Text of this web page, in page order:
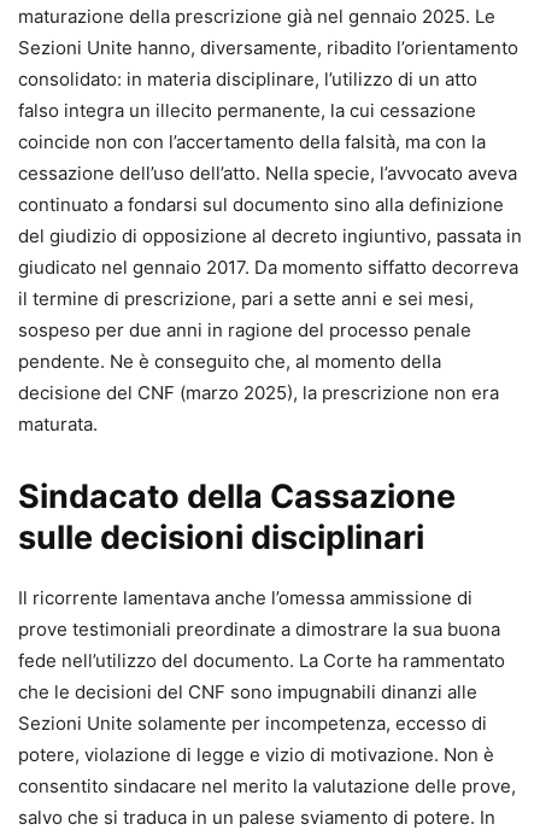
arbitrale.
Punti di forza
Aggiornamento normativo e giurisprudenziale costante
Impostazione pratico-operativa, pensata per l’attività
quotidiana dello studio
Formulari commentati e immediatamente utilizzabili
Schemi chiari per orientarsi tra riti, termini e
adempimenti
• Formulario online personalizzabile
, incluso con l’acquisto
Lucilla Nigro
Appello di Napoli, sino al dicembre 2022, è attualmente
Giudice di pace in Agropoli.
maturazione della prescrizione già nel gennaio 2025. Le
Sezioni Unite hanno, diversamente, ribadito l’orientamento
consolidato: in materia disciplinare, l’utilizzo di un atto
falso integra un illecito permanente, la cui cessazione
coincide non con l’accertamento della falsità, ma con la
cessazione dell’uso dell’atto. Nella specie, l’avvocato aveva
continuato a fondarsi sul documento sino alla definizione
del giudizio di opposizione al decreto ingiuntivo, passata in
giudicato nel gennaio 2017. Da momento siffatto decorreva
il termine di prescrizione, pari a sette anni e sei mesi,
sospeso per due anni in ragione del processo penale
pendente. Ne è conseguito che, al momento della
decisione del CNF (marzo 2025), la prescrizione non era
maturata.
Sindacato della Cassazione
sulle decisioni disciplinari
Il ricorrente lamentava anche l’omessa ammissione di
prove testimoniali preordinate a dimostrare la sua buona
fede nell’utilizzo del documento. La Corte ha rammentato
che le decisioni del CNF sono impugnabili dinanzi alle
Sezioni Unite solamente per incompetenza, eccesso di
potere, violazione di legge e vizio di motivazione. Non è
consentito sindacare nel merito la valutazione delle prove,
salvo che si traduca in un palese sviamento di potere. In